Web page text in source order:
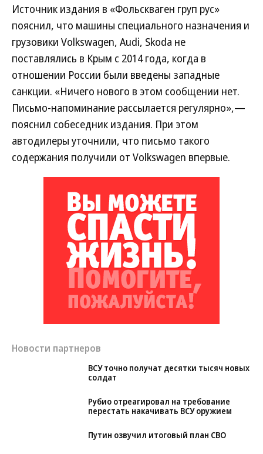
Источник издания в «Фольскваген груп рус»
пояснил, что машины специального назначения и
грузовики Volkswagen, Audi, Skoda не
поставлялись в Крым с 2014 года, когда в
отношении России были введены западные
санкции. «Ничего нового в этом сообщении нет.
Письмо-напоминание рассылается регулярно»,—
пояснил собеседник издания. При этом
автодилеры уточнили, что письмо такого
содержания получили от Volkswagen впервые.
Новости партнеров
ВСУ точно получат десятки тысяч новых
солдат
Рубио отреагировал на требование